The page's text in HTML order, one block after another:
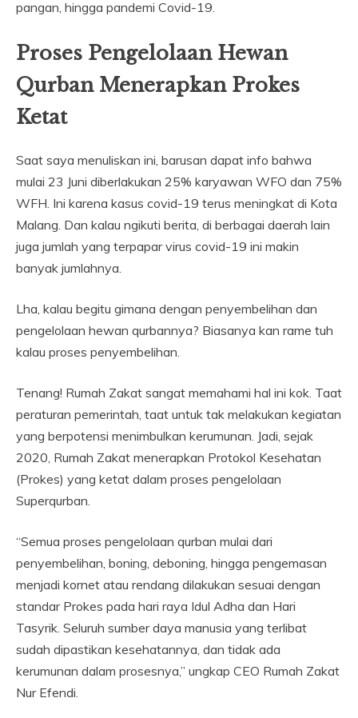
pangan, hingga pandemi Covid-19.
Proses Pengelolaan Hewan
Qurban Menerapkan Prokes
Ketat
Saat saya menuliskan ini, barusan dapat info bahwa
mulai 23 Juni diberlakukan 25% karyawan WFO dan 75%
WFH. Ini karena kasus covid-19 terus meningkat di Kota
Malang. Dan kalau ngikuti berita, di berbagai daerah lain
juga jumlah yang terpapar virus covid-19 ini makin
banyak jumlahnya.
Lha, kalau begitu gimana dengan penyembelihan dan
pengelolaan hewan qurbannya? Biasanya kan rame tuh
kalau proses penyembelihan.
Tenang! Rumah Zakat sangat memahami hal ini kok. Taat
peraturan pemerintah, taat untuk tak melakukan kegiatan
yang berpotensi menimbulkan kerumunan. Jadi, sejak
2020, Rumah Zakat menerapkan Protokol Kesehatan
(Prokes) yang ketat dalam proses pengelolaan
Superqurban.
“Semua proses pengelolaan qurban mulai dari
penyembelihan, boning, deboning, hingga pengemasan
menjadi kornet atau rendang dilakukan sesuai dengan
standar Prokes pada hari raya Idul Adha dan Hari
Tasyrik. Seluruh sumber daya manusia yang terlibat
sudah dipastikan kesehatannya, dan tidak ada
kerumunan dalam prosesnya,” ungkap CEO Rumah Zakat
Nur Efendi.